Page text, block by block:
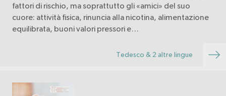
fattori di rischio, ma soprattutto gli «amici» del suo
cuore: attività fisica, rinuncia alla nicotina, alimentazione
equilibrata, buoni valori pressori e…
Tedesco & 2 altre lingue